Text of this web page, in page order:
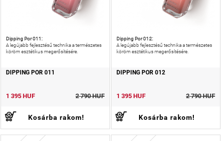
Dipping Por 011:
A legújabb fejlesztésű technika a természetes
köröm esztétikus megerősítésére.
DIPPING POR 011
1 395 HUF 2 790 HUF
Kosárba rakom!
Dipping Por 012:
A legújabb fejlesztésű technika a természetes
köröm esztétikus megerősítésére.
DIPPING POR 012
1 395 HUF 2 790 HUF
Kosárba rakom!